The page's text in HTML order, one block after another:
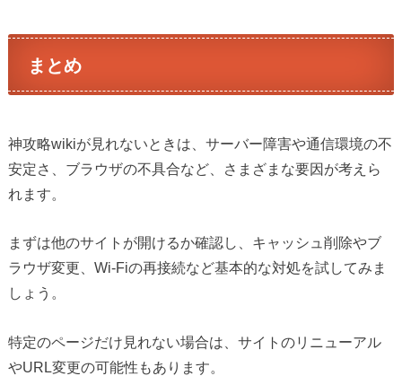
まとめ
神攻略wikiが見れないときは、サーバー障害や通信環境の不
安定さ、ブラウザの不具合など、さまざまな要因が考えら
れます。
まずは他のサイトが開けるか確認し、キャッシュ削除やブ
ラウザ変更、Wi-Fiの再接続など基本的な対処を試してみま
しょう。
特定のページだけ見れない場合は、サイトのリニューアル
やURL変更の可能性もあります。